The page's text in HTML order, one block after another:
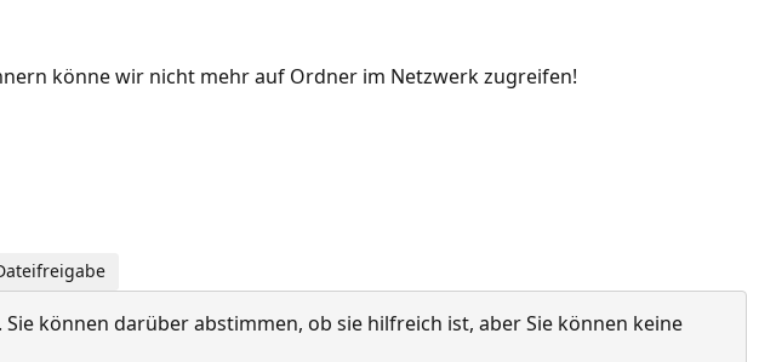
könne wir nicht mehr auf Ordner im Netzwerk zugreifen!
können darüber abstimmen, ob sie hilfreich ist, aber Sie können keine